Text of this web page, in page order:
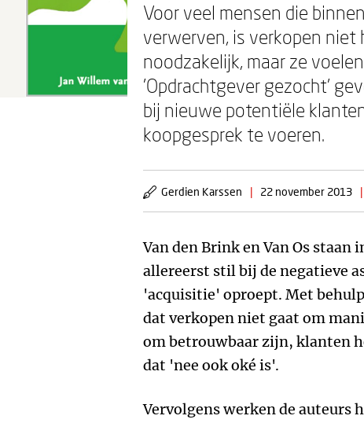
Voor veel mensen die
verwerven, is verkopen
noodzakelijk, maar ze
'Opdrachtgever gezocht'
bij nieuwe potentiële
koopgesprek te voeren.
Gerdien Karssen | 22 november 2013 |
Van den Brink en Van Os
allereerst stil bij de negatieve
'acquisitie' oproept. Met
dat verkopen niet gaat om
om betrouwbaar zijn, klanten
dat 'nee ook oké is'.
Vervolgens werken de auteurs